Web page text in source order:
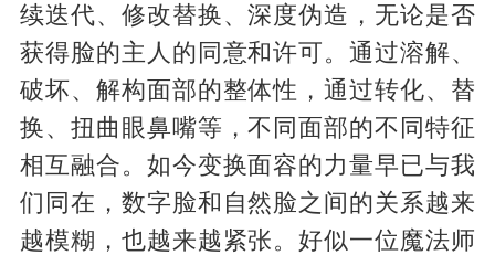
续迭代、修改替换、深度伪造，无论是否
获得脸的主人的同意和许可。通过溶解、
破坏、解构面部的整体性，通过转化、替
换、扭曲眼鼻嘴等，不同面部的不同特征
相互融合。如今变换面容的力量早已与我
们同在，数字脸和自然脸之间的关系越来
越模糊，也越来越紧张。好似一位魔法师